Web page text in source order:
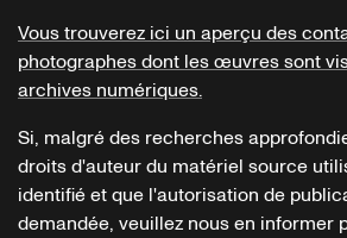
Vous trouverez ici un aperçu des
photographes dont les œuvres sont
archives numériques.
Si, malgré des recherches
droits d'auteur du matériel source
identifié et que l'autorisation de
demandée, veuillez nous en informer